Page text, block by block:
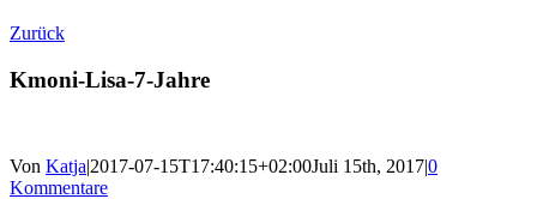
Zurück
Kmoni-Lisa-7-Jahre
Von Katja|2017-07-15T17:40:15+02:00Juli 15th, 2017|0
Kommentare